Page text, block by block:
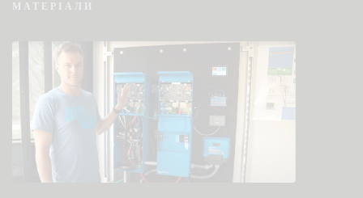
VRM — часто задавані питання про
Перевірте базу знань спільноти
Загальні файли для завантаження та
МАТЕРІАЛИ